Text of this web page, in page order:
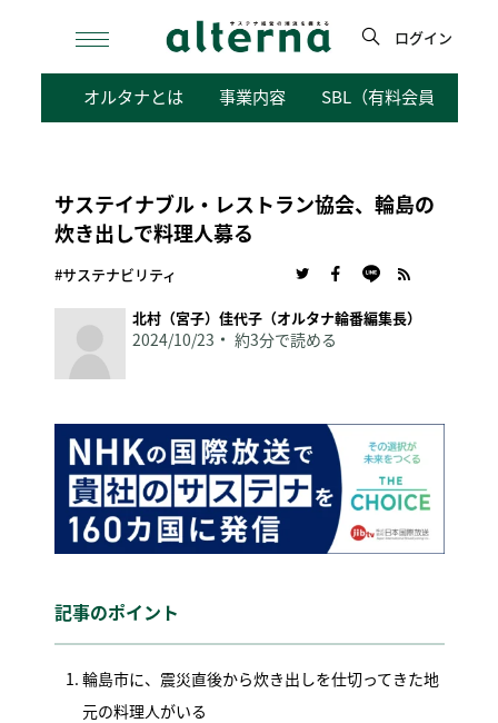
検
ログイン
オルタナとは 事業内容 SBL（有料会員向けサ
サステイナブル・レストラン協会、輪島の
炊き出しで料理人募る
#サステナビリティ
北村（宮子）佳代子（オルタナ輪番編集長）
2024/10/23 約3分で読める
記事のポイント
輪島市に、震災直後から炊き出しを仕切ってきた地
元の料理人がいる